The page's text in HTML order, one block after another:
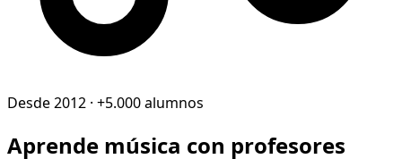
Desde 2012 · +5.000 alumnos
Aprende música con profesores